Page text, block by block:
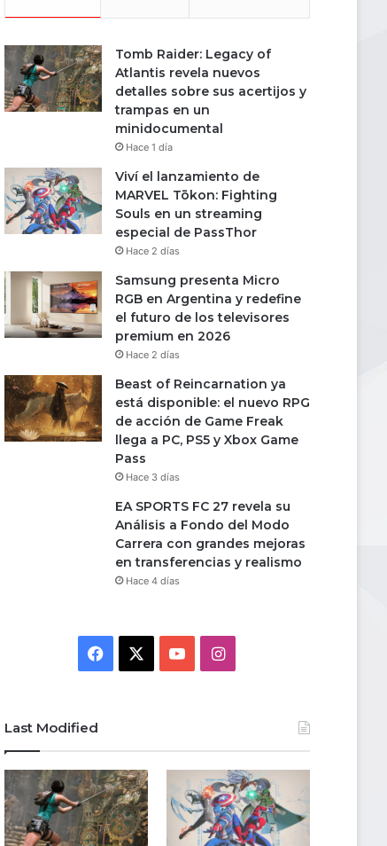
Tomb Raider: Legacy of
Atlantis revela nuevos
detalles sobre sus acertijos y
trampas en un
minidocumental
Hace 1 día
Viví el lanzamiento de
MARVEL Tōkon: Fighting
Souls en un streaming
especial de PassThor
Hace 2 días
Samsung presenta Micro
RGB en Argentina y redefine
el futuro de los televisores
premium en 2026
Hace 2 días
Beast of Reincarnation ya
está disponible: el nuevo RPG
de acción de Game Freak
llega a PC, PS5 y Xbox Game
Pass
Hace 3 días
EA SPORTS FC 27 revela su
Análisis a Fondo del Modo
Carrera con grandes mejoras
en transferencias y realismo
Hace 4 días
Facebook YouTubeInstagram
Last Modified